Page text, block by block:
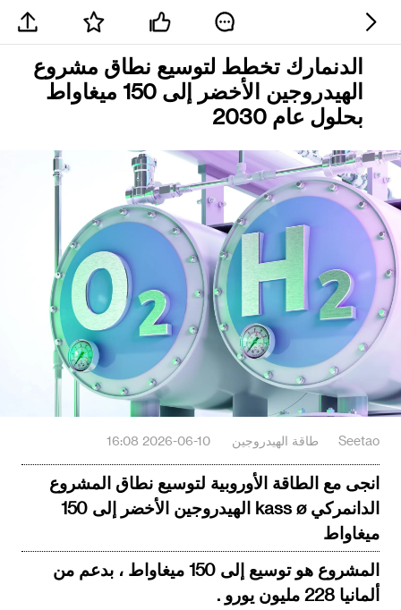
الدنمارك تخطط لتوسيع نطاق مشروع
الهيدروجين الأخضر إلى 150 ميغاواط
بحلول عام 2030
Seetao طاقة الهيدروجين 2026-06-10 16:08
انجى مع الطاقة الأوروبية لتوسيع نطاق المشروع
الدانمركي kass ø الهيدروجين الأخضر إلى 150
ميغاواط
المشروع هو توسيع إلى 150 ميغاواط ، بدعم من
ألمانيا 228 مليون يورو .